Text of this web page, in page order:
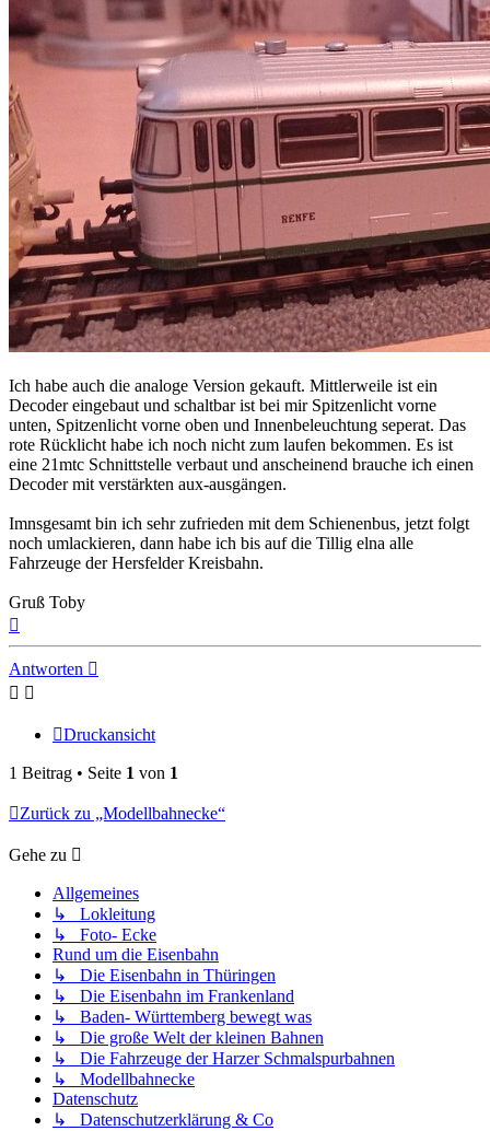
Ich habe auch die analoge Version gekauft. Mittlerweile ist ein
Decoder eingebaut und schaltbar ist bei mir Spitzenlicht vorne
unten, Spitzenlicht vorne oben und Innenbeleuchtung seperat. Das
rote Rücklicht habe ich noch nicht zum laufen bekommen. Es ist
eine 21mtc Schnittstelle verbaut und anscheinend brauche ich einen
Decoder mit verstärkten aux-ausgängen.
Imnsgesamt bin ich sehr zufrieden mit dem Schienenbus, jetzt folgt
noch umlackieren, dann habe ich bis auf die Tillig elna alle
Fahrzeuge der Hersfelder Kreisbahn.
Gruß Toby
Antworten
Druckansicht
1 Beitrag • Seite 1 von 1
Zurück zu „Modellbahnecke“
Gehe zu
Allgemeines
↳ Lokleitung
↳ Foto- Ecke
Rund um die Eisenbahn
↳ Die Eisenbahn in Thüringen
↳ Die Eisenbahn im Frankenland
↳ Baden- Württemberg bewegt was
↳ Die große Welt der kleinen Bahnen
↳ Die Fahrzeuge der Harzer Schmalspurbahnen
↳ Modellbahnecke
Datenschutz
↳ Datenschutzerklärung & Co